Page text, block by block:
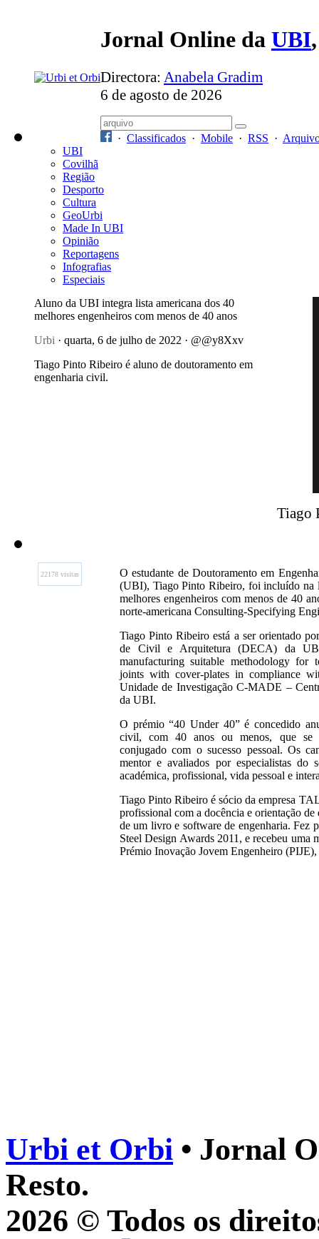
Jornal Online da UBI
Directora: Anabela Gradim
6 de agosto de 2026
· Classificados · Mobile · RSS ·
UBI
Covilhã
Região
Desporto
Cultura
GeoUrbi
Made In UBI
Opinião
Reportagens
Infografias
Especiais
Aluno da UBI integra lista americana dos 40
melhores engenheiros com menos de 40 anos
Urbi · quarta, 6 de julho de 2022 · @@y8Xxv
Tiago Pinto Ribeiro é aluno de doutoramento em
engenharia civil.
Tiago
22178 visitas
O estudante de Doutoramento em
(UBI), Tiago Pinto Ribeiro, foi incluído na
melhores engenheiros com menos de 40
norte-americana Consulting-Specifying
Tiago Pinto Ribeiro está a ser orientado
de Civil e Arquitetura (DECA) da
manufacturing suitable methodology
joints with cover-plates in compliance
Unidade de Investigação C-MADE –
da UBI.
O prémio “40 Under 40” é concedido
civil, com 40 anos ou menos, que se
conjugado com o sucesso pessoal. Os
mentor e avaliados por especialistas
académica, profissional, vida pessoal e
Tiago Pinto Ribeiro é sócio da empresa
profissional com a docência e orientação de
de um livro e software de engenharia. Fez
Steel Design Awards 2011, e recebeu uma
Prémio Inovação Jovem Engenheiro
Urbi et Orbi • Jornal
Resto.
2026 © Todos os